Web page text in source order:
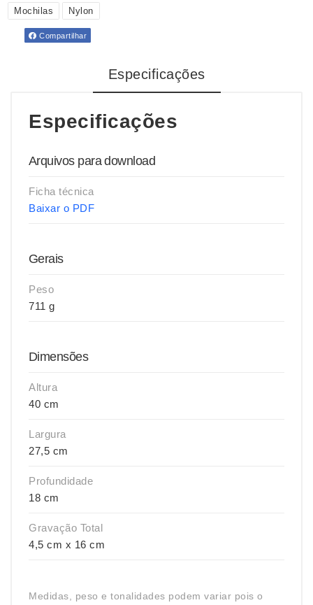
Mochilas
Nylon
Compartilhar
Especificações
Especificações
Arquivos para download
Ficha técnica
Baixar o PDF
Gerais
Peso
711 g
Dimensões
Altura
40 cm
Largura
27,5 cm
Profundidade
18 cm
Gravação Total
4,5 cm x 16 cm
Medidas, peso e tonalidades podem variar pois o